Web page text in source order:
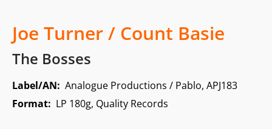
Joe Turner / Count Basie
The Bosses
Label/AN: Analogue Productions / Pablo, APJ183
Format: LP 180g, Quality Records